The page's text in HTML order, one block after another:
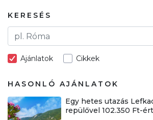
KERESÉS
Ajánlatok Cikkek
HASONLÓ AJÁNLATOK
Egy hetes utazás
repülővel 102.350 Ft-